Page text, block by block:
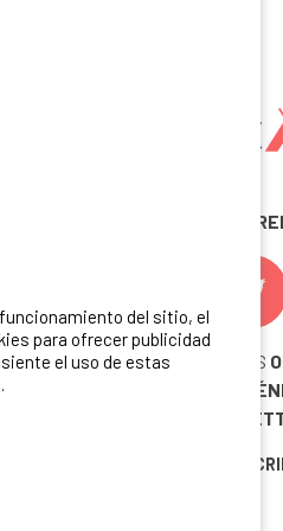
SÍGUENOS EN LAS
¡ Y NO TE PIERDAS NUESTRAS
ME
del sitio, el
para ofrecer publicidad
el uso de estas